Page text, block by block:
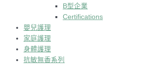
B型企業
Certifications
嬰兒護理
家庭護理
身體護理
抗敏無香系列